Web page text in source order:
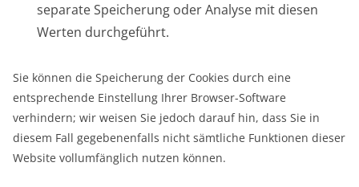
separate Speicherung oder Analyse mit diesen
Werten durchgeführt.
Sie können die Speicherung der Cookies durch eine
entsprechende Einstellung Ihrer Browser-Software
verhindern; wir weisen Sie jedoch darauf hin, dass Sie in
diesem Fall gegebenenfalls nicht sämtliche Funktionen dieser
Website vollumfänglich nutzen können.